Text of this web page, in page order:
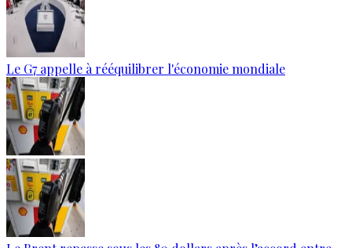
Le G7 appelle à rééquilibrer l'économie mondiale